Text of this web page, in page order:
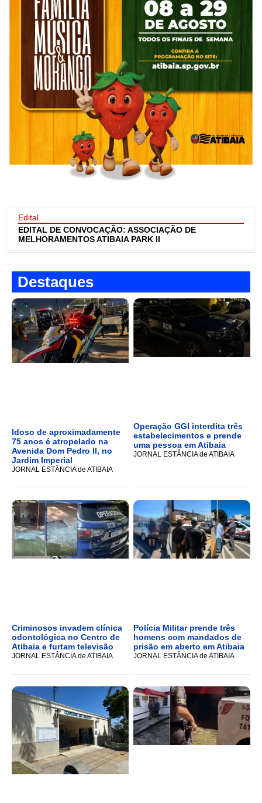
Edital
EDITAL DE CONVOCAÇÃO: ASSOCIAÇÃO DE
MELHORAMENTOS ATIBAIA PARK II
Destaques
Idoso de aproximadamente
75 anos é atropelado na
Avenida Dom Pedro II, no
Jardim Imperial
JORNAL ESTÂNCIA de ATIBAIA
Operação GGI interdita três
estabelecimentos e prende
uma pessoa em Atibaia
JORNAL ESTÂNCIA de ATIBAIA
Criminosos invadem clínica
odontológica no Centro de
Atibaia e furtam televisão
JORNAL ESTÂNCIA de ATIBAIA
Polícia Militar prende três
homens com mandados de
prisão em aberto em Atibaia
JORNAL ESTÂNCIA de ATIBAIA